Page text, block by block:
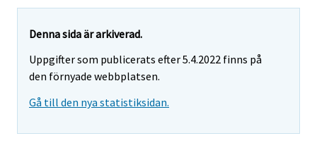
Denna sida är arkiverad.
Uppgifter som publicerats efter 5.4.2022 finns på
den förnyade webbplatsen.
Gå till den nya statistiksidan.